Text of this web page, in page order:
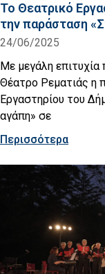
Το Θεατρικό
την παράσταση
24/06/2025
Με μεγάλη
Θέατρο Ρεματιάς η
Εργαστηρίου του
αγάπη» σε
Περισσότερα